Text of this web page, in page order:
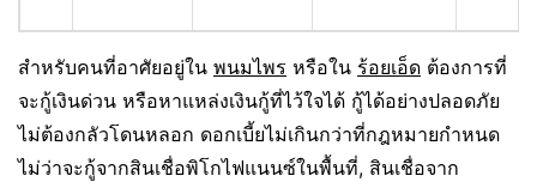
สำหรับคนที่อาศัยอยู่ใน พนมไพร หรือใน ร้อยเอ็ด ต้องการที่
จะกู้เงินด่วน หรือหาแหล่งเงินกู้ที่ไว้ใจได้ กู้ได้อย่างปลอดภัย
ไม่ต้องกลัวโดนหลอก ดอกเบี้ยไม่เกินกว่าที่กฎหมายกำหนด
ไม่ว่าจะกู้จากสินเชื่อพิโกไฟแนนซ์ในพื้นที่, สินเชื่อจาก